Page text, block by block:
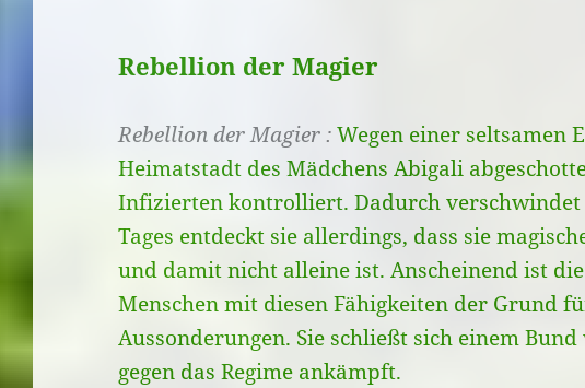
Rebellion der Magier
Rebellion der Magier:Wegen einer seltsamen
Heimatstadt des Mädchens Abigali
Infizierten kontrolliert. Dadurch verschwindet
Tages entdeckt sie allerdings, dass sie
und damit nicht alleine ist. Anscheinend ist
Menschen mit diesen Fähigkeiten der Grund
Aussonderungen. Sie schließt sich einem
gegen das Regime ankämpft.